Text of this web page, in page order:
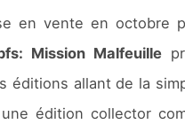
en vente en octobre
Mission Malfeuille
éditions allant de la
édition collector